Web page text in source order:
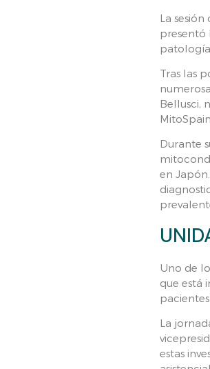
La
presentó
Tras las
Bellusci,
Durante
en
Uno de
que está
La
estas